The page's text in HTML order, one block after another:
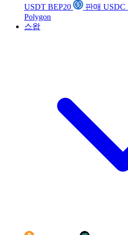
USDT BEP20
판매 USDC
Polygon
스왑